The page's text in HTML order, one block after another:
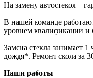
На замену автостекол –
В нашей команде
уровнем квалификации
Замена стекла занимает
дождя*. Ремонт скола за
Наши работы